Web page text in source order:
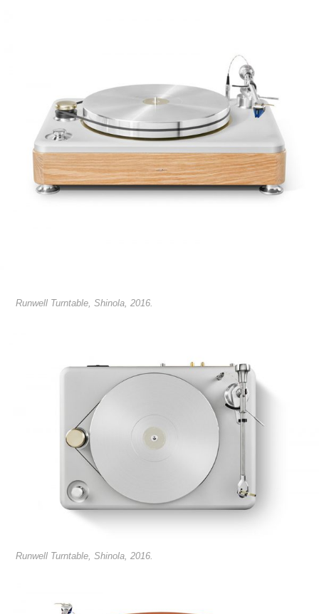
Runwell Turntable, Shinola, 2016.
Runwell Turntable, Shinola, 2016.